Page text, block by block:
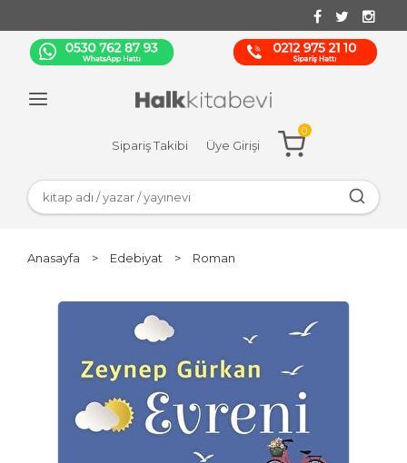
Sipariş Takibi Üye Girişi
0
Anasayfa > Edebiyat > Roman